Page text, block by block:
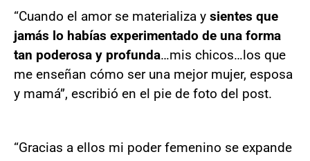
“Cuando el amor se materializa y sientes que
jamás lo habías experimentado de una forma
tan poderosa y profunda…mis chicos…los que
me enseñan cómo ser una mejor mujer, esposa
y mamá”, escribió en el pie de foto del post.
“Gracias a ellos mi poder femenino se expande